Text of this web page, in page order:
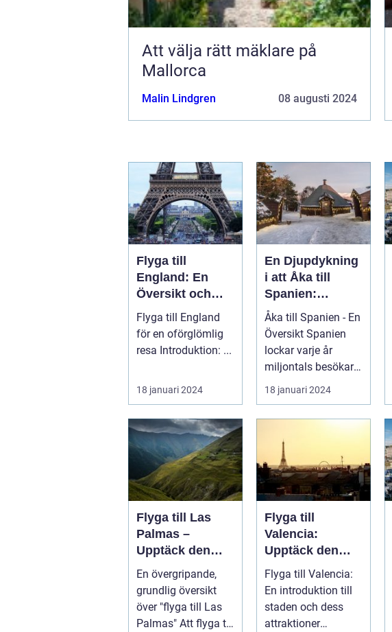
Att välja rätt mäklare på
Mallorca
Malin Lindgren 08 augusti 2024
Flyga till
England: En
Översikt och
Presentation av
Resmöjligheter
Flyga till England
för en oförglömlig
resa Introduktion: ...
18 januari 2024
En Djupdykning
i att Åka till
Spanien:
Utforska det
Mångfacetterade
Spanien
Åka till Spanien - En
Översikt Spanien
lockar varje år
miljontals besökare
med sina
fantastiska str...
18 januari 2024
Flyga till Las
Palmas –
Upptäck den
fascinerande
ögruppen
En övergripande,
grundlig översikt
över "flyga till Las
Palmas" Att flyga till
Flyga till
Valencia:
Upptäck den
magnifika
staden med sin
rika historia och
kultur
Flyga till Valencia:
En introduktion till
staden och dess
attraktioner